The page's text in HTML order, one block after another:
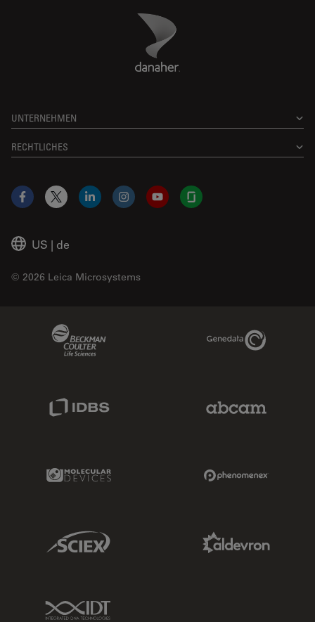
Danaher Logo
UNTERNEHMEN
RECHTLICHES
US | de
© 2026 Leica Microsystems
Facebook
X LinkedInInstagramYouTubeGlassdoor
Genedata Link
Molecular Devices Link
Sciex Link
IDT Link